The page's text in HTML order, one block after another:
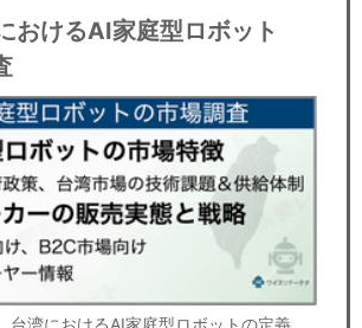
おけるAI家庭型ロボット